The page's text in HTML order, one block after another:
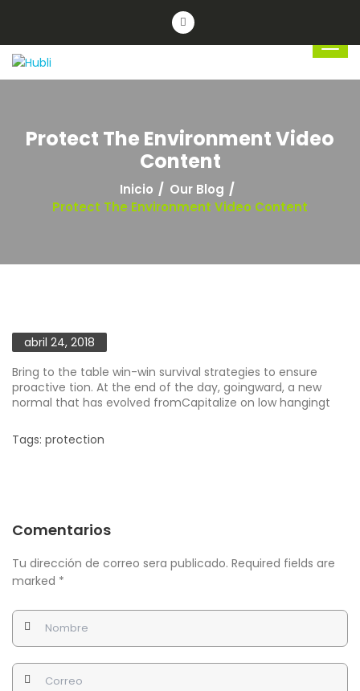
Protect The Environment Video
Content
Inicio
Our Blog
Protect The Environment Video Content
abril 24, 2018
Bring to the table win-win survival strategies to ensure
proactive tion. At the end of the day, goingward, a new
normal that has evolved fromCapitalize on low hangingt
Tags: protection
Comentarios
Tu dirección de correo sera publicado. Required fields are
marked *